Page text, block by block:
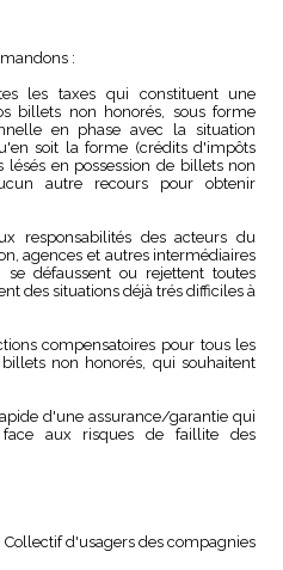
:
les taxes qui constituent une
billets non honorés, sous forme
en phase avec la situation
soit la forme (crédits d'impôts
en possession de billets non
autre recours pour obtenir
responsabilités des acteurs du
agences et autres intermédiaires
défaussent ou rejettent toutes
des situations déjà trés difficiles à
compensatoires pour tous les
non honorés, qui souhaitent
d'une assurance/garantie qui
face aux risques de faillite des
d'usagers des compagnies